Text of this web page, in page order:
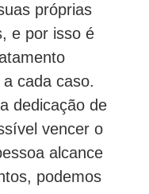
próprias
e por isso é
cada caso.
dedicação de
vencer o
alcance
podemos